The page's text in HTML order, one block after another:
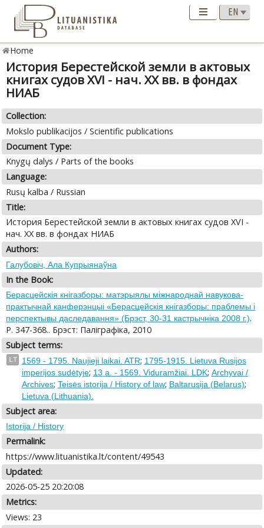
Home
История Берестейской земли в актовых
книгах судов XVI - нач. XX вв. в фондах
НИАБ
Collection:
Mokslo publikacijos / Scientific publications
Document Type:
Knygų dalys / Parts of the books
Language:
Rusų kalba / Russian
Title:
История Берестейской земли в актовых книгах судов XVI -
нач. XX вв. в фондах НИАБ
Authors:
Галубовіч, Ала Купрыянаўна
In the Book:
Берасцейскiя кнiгазборы: матэрыялы міжнароднай навукова-
практычнай канферэнцыі «Берасцейскія кнігазборы: праблемы і
перспектывы даследавання» (Брэст, 30-31 кастрычніка 2008 г.).
P. 347-368.. Брэст: Палiграфiка, 2010
Subject terms:
LT 1569 - 1795. Naujieji laikai. ATR; 1795-1915. Lietuva Rusijos
imperijos sudėtyje; 13 a. - 1569. Viduramžiai. LDK; Archyvai /
Archives; Teisės istorija / History of law; Baltarusija (Belarus);
Lietuva (Lithuania).
Subject area:
Istorija / History
Permalink:
https://www.lituanistika.lt/content/49543
Updated:
2026-05-25 20:20:08
Metrics:
Views: 23